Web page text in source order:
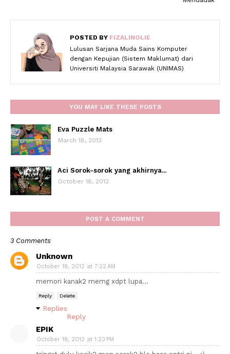
POSTED BY FIZALINOLIE
Lulusan Sarjana Muda Sains Komputer
dengan Kepujian (Sistem Maklumat) dari
Universiti Malaysia Sarawak (UNIMAS)
YOU MAY LIKE THESE POSTS
Eva Puzzle Mats
March 18, 2013
Aci Sorok-sorok yang akhirnya...
October 18, 2012
POST A COMMENT
3 Comments
Unknown
October 18, 2012 at 7:22 AM
memori kanak2 memg xdpt lupa...
Reply Delete
Replies
Reply
EPIK
October 18, 2012 at 1:23 PM